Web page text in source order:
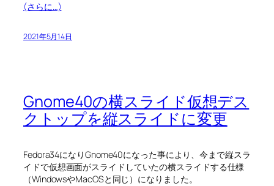
(さらに…)
2021年5月14日
Gnome40の横スライド仮想デス
クトップを縦スライドに変更
Fedora34になりGnome40になった事により、今まで縦スラ
イドで仮想画面がスライドしていたの横スライドする仕様
（WindowsやMacOSと同じ）になりました。